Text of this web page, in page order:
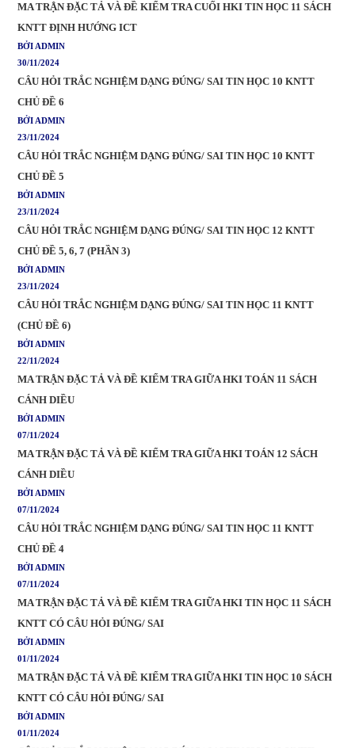
MA TRẬN ĐẶC TẢ VÀ ĐỀ KIỂM TRA CUỐI HKI TIN HỌC 11 SÁCH
KNTT ĐỊNH HƯỚNG ICT
BỞI ADMIN
30/11/2024
CÂU HỎI TRẮC NGHIỆM DẠNG ĐÚNG/ SAI TIN HỌC 10 KNTT
CHỦ ĐỀ 6
BỞI ADMIN
23/11/2024
CÂU HỎI TRẮC NGHIỆM DẠNG ĐÚNG/ SAI TIN HỌC 10 KNTT
CHỦ ĐỀ 5
BỞI ADMIN
23/11/2024
CÂU HỎI TRẮC NGHIỆM DẠNG ĐÚNG/ SAI TIN HỌC 12 KNTT
CHỦ ĐỀ 5, 6, 7 (PHẦN 3)
BỞI ADMIN
23/11/2024
CÂU HỎI TRẮC NGHIỆM DẠNG ĐÚNG/ SAI TIN HỌC 11 KNTT
(CHỦ ĐỀ 6)
BỞI ADMIN
22/11/2024
MA TRẬN ĐẶC TẢ VÀ ĐỀ KIỂM TRA GIỮA HKI TOÁN 11 SÁCH
CÁNH DIỀU
BỞI ADMIN
07/11/2024
MA TRẬN ĐẶC TẢ VÀ ĐỀ KIỂM TRA GIỮA HKI TOÁN 12 SÁCH
CÁNH DIỀU
BỞI ADMIN
07/11/2024
CÂU HỎI TRẮC NGHIỆM DẠNG ĐÚNG/ SAI TIN HỌC 11 KNTT
CHỦ ĐỀ 4
BỞI ADMIN
07/11/2024
MA TRẬN ĐẶC TẢ VÀ ĐỀ KIỂM TRA GIỮA HKI TIN HỌC 11 SÁCH
KNTT CÓ CÂU HỎI ĐÚNG/ SAI
BỞI ADMIN
01/11/2024
MA TRẬN ĐẶC TẢ VÀ ĐỀ KIỂM TRA GIỮA HKI TIN HỌC 10 SÁCH
KNTT CÓ CÂU HỎI ĐÚNG/ SAI
BỞI ADMIN
01/11/2024